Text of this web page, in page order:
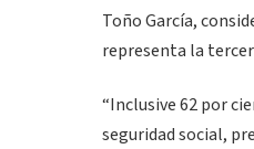
Toño García,
representa la
“Inclusive 62 por
seguridad social,